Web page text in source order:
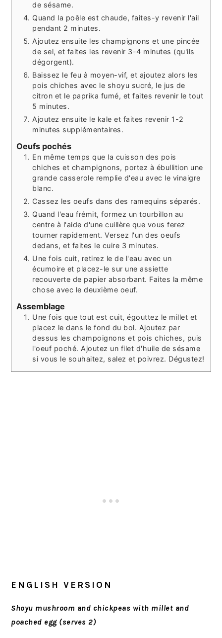
de sésame.
Quand la poêle est chaude, faites-y revenir l'ail
pendant 2 minutes.
Ajoutez ensuite les champignons et une pincée
de sel, et faites les revenir 3-4 minutes (qu'ils
dégorgent).
Baissez le feu à moyen-vif, et ajoutez alors les
pois chiches avec le shoyu sucré, le jus de
citron et le paprika fumé, et faites revenir le tout
5 minutes.
Ajoutez ensuite le kale et faites revenir 1-2
minutes supplémentaires.
Oeufs pochés
En même temps que la cuisson des pois
chiches et champignons, portez à ébullition une
grande casserole remplie d'eau avec le vinaigre
blanc.
Cassez les oeufs dans des ramequins séparés.
Quand l'eau frémit, formez un tourbillon au
centre à l'aide d'une cuillère que vous ferez
tourner rapidement. Versez l'un des oeufs
dedans, et faites le cuire 3 minutes.
Une fois cuit, retirez le de l'eau avec un
écumoire et placez-le sur une assiette
recouverte de papier absorbant. Faites la même
chose avec le deuxième oeuf.
Assemblage
Une fois que tout est cuit, égouttez le millet et
placez le dans le fond du bol. Ajoutez par
dessus les champoignons et pois chiches, puis
l'oeuf poché. Ajoutez un filet d'huile de sésame
si vous le souhaitez, salez et poivrez. Dégustez!
ENGLISH VERSION
Shoyu mushroom and chickpeas with millet and
poached egg (serves 2)